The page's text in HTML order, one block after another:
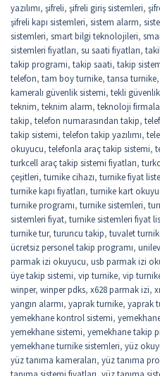
yazılımı, şifreli, şifreli giriş sistemleri,
şifreli kapı sistemleri, sistem alarm,
sistemleri, smart bilgi teknolojileri,
sistemleri fiyatları, su saati fiyatları,
takip programi, takip saati, takip
telefon, tam boy turnike, tansa turnike,
kameralı güvenlik sistemi, tekli
teknim, teknim alarm, teknoloji
takip, telefon numarasından takip,
takip sistemi, telefon takip yazılımı,
okuyucu, telefonla araç takip sistemi,
turkcell araç takip sistemi fiyatları,
çeşitleri, turnike cihazı, turnike fiyat
turnike kapı fiyatları, turnike kart
turnike programı, turnike sistemleri,
sistemleri fiyat, turnike sistemleri fiyat
turnike tur, turuncu takip, tuvalet
ücretsiz personel takip programı,
parmak izi okuyucu, usb parmak izi
üye takip sistemi, vip turnike, vip
winper, winper pdks, x628 parmak izi,
yangın alarmı, yaprak turnike, yaprak
yemekhane kontrol sistemi,
yemekhane sistemi, yemekhane takip
yemekhane turnike sistemleri, yüz
yüz tanıma kameraları, yüz tanıma